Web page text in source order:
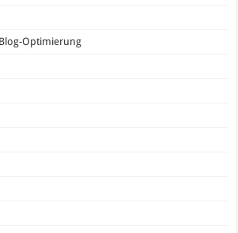
Blog-Optimierung